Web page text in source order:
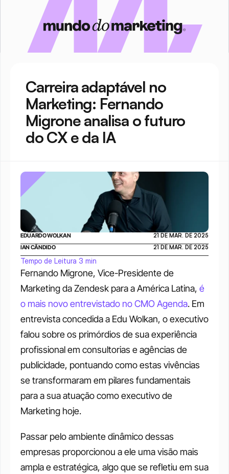
Carreira adaptável no
Marketing: Fernando
Migrone analisa o futuro
do CX e da IA
Fernando Migrone, Vice-Presidente de
Marketing da Zendesk para a América Latina, é
o mais novo entrevistado no CMO Agenda. Em
entrevista concedida a Edu Wolkan, o executivo
falou sobre os primórdios de sua experiência
profissional em consultorias e agências de
publicidade, pontuando como estas vivências
se transformaram em pilares fundamentais
para a sua atuação como executivo de
Marketing hoje.
Passar pelo ambiente dinâmico dessas
empresas proporcionou a ele uma visão mais
ampla e estratégica, algo que se refletiu em sua
EDUARDO WOLKAN
21 DE MAR. DE 2025
IAN CÂNDIDO
21 DE MAR. DE 2025
Tempo de Leitura 3 min